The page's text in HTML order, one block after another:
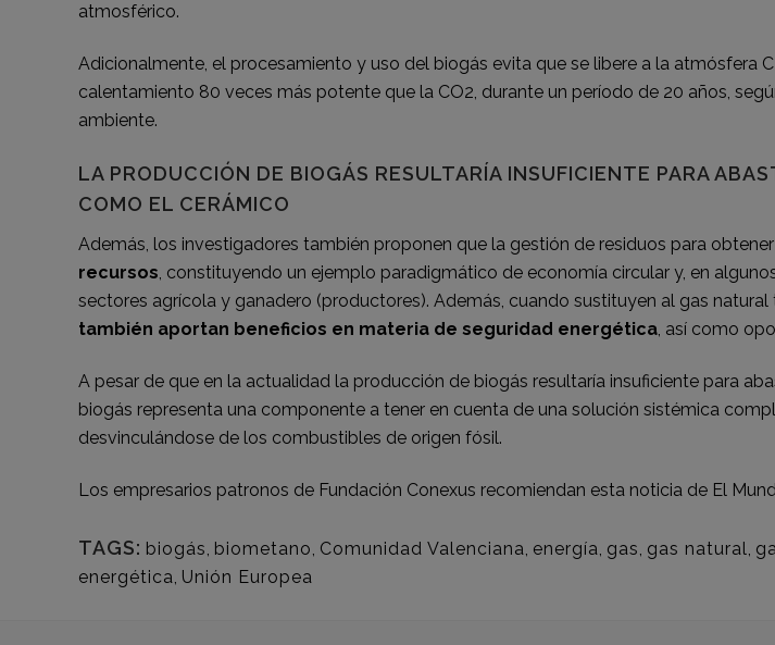
atmosférico.
Adicionalmente, el procesamiento y uso del biogás evita que se libere a la atmósfera
calentamiento 80 veces más potente que la CO2, durante un período de 20 años,
ambiente.
LA PRODUCCIÓN DE BIOGÁS RESULTARÍA INSUFICIENTE PARA
COMO EL CERÁMICO
Además, los investigadores también proponen que la gestión de residuos para
recursos, constituyendo un ejemplo paradigmático de economía circular y, en
sectores agrícola y ganadero (productores). Además, cuando sustituyen al gas
también aportan beneficios en materia de seguridad energética, así como
A pesar de que en la actualidad la producción de biogás resultaría insuficiente para
biogás representa una componente a tener en cuenta de una solución sistémica
desvinculándose de los combustibles de origen fósil.
Los empresarios patronos de Fundación Conexus recomiendan esta noticia de El
TAGS: biogás, biometano, Comunidad Valenciana, energía, gas, gas natural,
energética, Unión Europea